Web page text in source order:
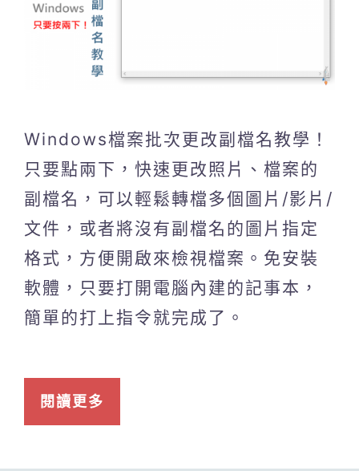
Windows檔案批次更改副檔名教學！
只要點兩下，快速更改照片、檔案的
副檔名，可以輕鬆轉檔多個圖片/影片/
文件，或者將沒有副檔名的圖片指定
格式，方便開啟來檢視檔案。免安裝
軟體，只要打開電腦內建的記事本，
簡單的打上指令就完成了。
閱讀更多